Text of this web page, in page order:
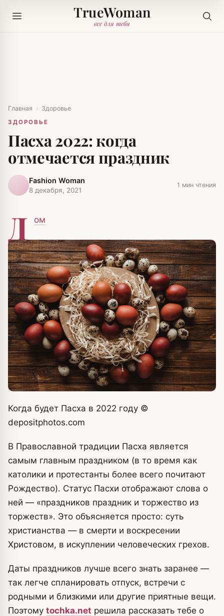
TrueWoman
все для тебя
Главная › Здоровье
ЗДОРОВЬЕ
Пасха 2022: когда
отмечается праздник
Fashion Woman
8 декабря, 2021
1 мин чтения
Д ом
Когда будет Пасха в 2022 году ©
depositphotos.com
В Православной традиции Пасха является
самым главным праздником (в то время как
католики и протестанты более всего почитают
Рождество). Статус Пасхи отображают слова о
ней — «праздников праздник и торжество из
торжеств». Это объясняется просто: суть
христианства — в смерти и воскресении
Христовом, в искуплении человеческих грехов.
Даты праздников лучше всего знать заранее —
так легче спланировать отпуск, встречи с
родными и близкими или другие приятные вещи.
Поэтому tochka.net решила рассказать тебе о